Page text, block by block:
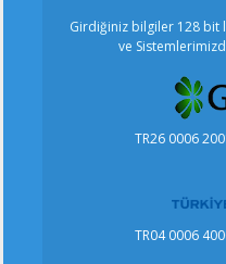
Girdiğiniz bilgiler 128 bit
ve
TR26 0006
TR04 0006